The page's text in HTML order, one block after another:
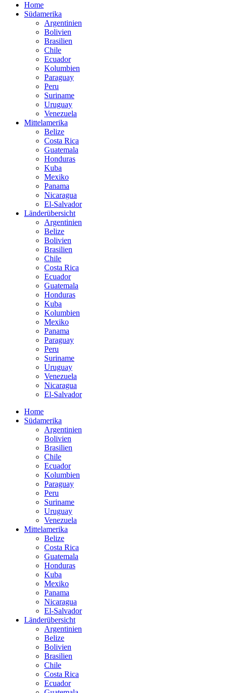
Home
Südamerika
Argentinien
Bolivien
Brasilien
Chile
Ecuador
Kolumbien
Paraguay
Peru
Suriname
Uruguay
Venezuela
Mittelamerika
Belize
Costa Rica
Guatemala
Honduras
Kuba
Mexiko
Panama
Nicaragua
El-Salvador
Länderübersicht
Argentinien
Belize
Bolivien
Brasilien
Chile
Costa Rica
Ecuador
Guatemala
Honduras
Kuba
Kolumbien
Mexiko
Panama
Paraguay
Peru
Suriname
Uruguay
Venezuela
Nicaragua
El-Salvador
Home
Südamerika
Argentinien
Bolivien
Brasilien
Chile
Ecuador
Kolumbien
Paraguay
Peru
Suriname
Uruguay
Venezuela
Mittelamerika
Belize
Costa Rica
Guatemala
Honduras
Kuba
Mexiko
Panama
Nicaragua
El-Salvador
Länderübersicht
Argentinien
Belize
Bolivien
Brasilien
Chile
Costa Rica
Ecuador